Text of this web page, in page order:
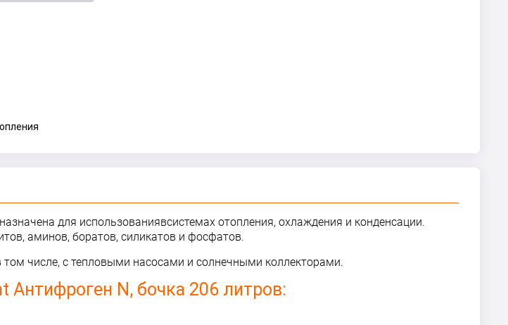
для использованиявсистемах отопления, охлаждения и конденсации.
аминов, боратов, силикатов и фосфатов.
числе, с тепловыми насосами и солнечными коллекторами.
N, бочка 206 литров: